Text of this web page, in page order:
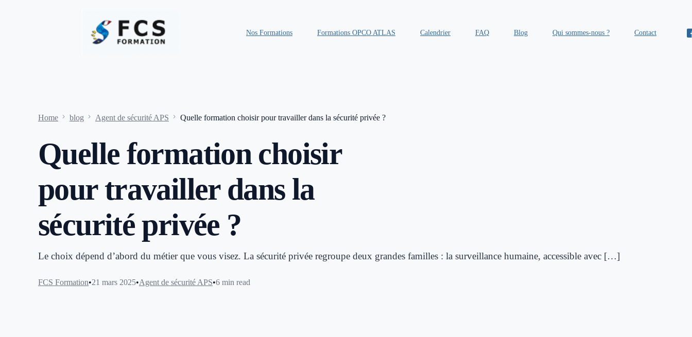
Nos Formations Formations OPCO ATLAS Calendrier FAQ Blog Qui sommes-nous ? Contact
Home blog Agent de sécurité APS Quelle formation choisir pour travailler dans la sécurité privée ?
Quelle formation choisir
pour travailler dans la
sécurité privée ?
Le choix dépend d’abord du métier que vous visez. La sécurité privée regroupe deux grandes familles : la surveillance humaine, accessible avec […]
FCS Formation 21 mars 2025 Agent de sécurité APS 6 min read